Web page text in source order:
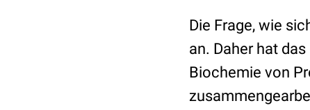
Die Frage, wie
an. Daher hat
Biochemie von